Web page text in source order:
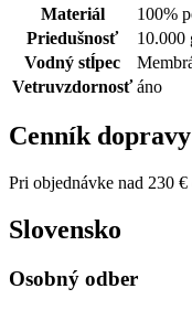
Materiál
100%
Priedušnosť
10.000
Vodný stĺpec
Vetruvzdornosť áno
Cenník dopravy
Pri objednávke nad 230
Slovensko
Osobný odber